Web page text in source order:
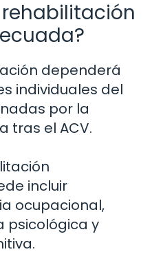
dependerá
individuales del
por la
tras el ACV.
incluir
ocupacional,
psicológica y